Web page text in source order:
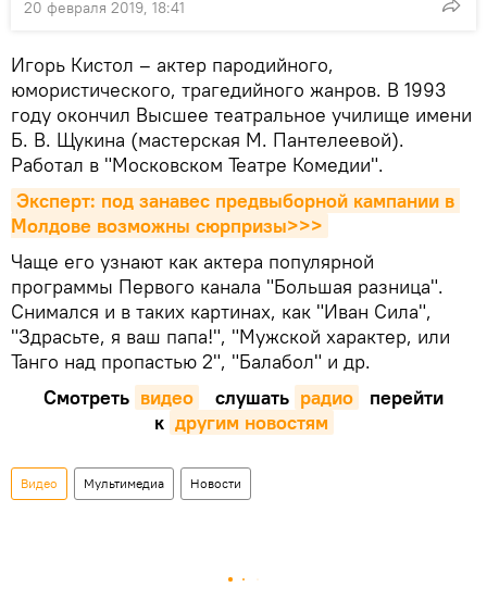
20 февраля 2019, 18:41
Игорь Кистол – актер пародийного,
юмористического, трагедийного жанров. В 1993
году окончил Высшее театральное училище имени
Б. В. Щукина (мастерская М. Пантелеевой).
Работал в "Московском Театре Комедии".
Эксперт: под занавес предвыборной кампании в
Молдове возможны сюрпризы>>>
Чаще его узнают как актера популярной
программы Первого канала "Большая разница".
Снимался и в таких картинах, как "Иван Сила",
"Здрасьте, я ваш папа!", "Мужской характер, или
Танго над пропастью 2", "Балабол" и др.
Смотреть видео слушать радио
перейти
к другим новостям
Видео Мультимедиа Новости